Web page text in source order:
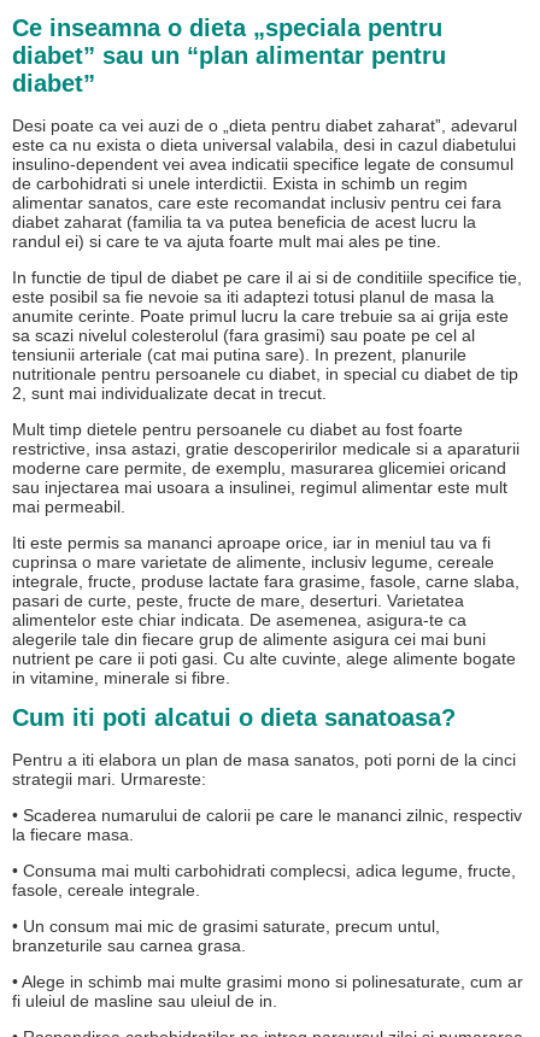
Ce inseamna o dieta „speciala pentru
diabet” sau un “plan alimentar pentru
diabet”
Desi poate ca vei auzi de o „dieta pentru diabet zaharatˮ, adevarul
este ca nu exista o dieta universal valabila, desi in cazul diabetului
insulino-dependent vei avea indicatii specifice legate de consumul
de carbohidrati si unele interdictii. Exista in schimb un regim
alimentar sanatos, care este recomandat inclusiv pentru cei fara
diabet zaharat (familia ta va putea beneficia de acest lucru la
randul ei) si care te va ajuta foarte mult mai ales pe tine.
In functie de tipul de diabet pe care il ai si de conditiile specifice tie,
este posibil sa fie nevoie sa iti adaptezi totusi planul de masa la
anumite cerinte. Poate primul lucru la care trebuie sa ai grija este
sa scazi nivelul colesterolul (fara grasimi) sau poate pe cel al
tensiunii arteriale (cat mai putina sare). In prezent, planurile
nutritionale pentru persoanele cu diabet, in special cu diabet de tip
2, sunt mai individualizate decat in trecut.
Mult timp dietele pentru persoanele cu diabet au fost foarte
restrictive, insa astazi, gratie descoperirilor medicale si a aparaturii
moderne care permite, de exemplu, masurarea glicemiei oricand
sau injectarea mai usoara a insulinei, regimul alimentar este mult
mai permeabil.
Iti este permis sa mananci aproape orice, iar in meniul tau va fi
cuprinsa o mare varietate de alimente, inclusiv legume, cereale
integrale, fructe, produse lactate fara grasime, fasole, carne slaba,
pasari de curte, peste, fructe de mare, deserturi. Varietatea
alimentelor este chiar indicata. De asemenea, asigura-te ca
alegerile tale din fiecare grup de alimente asigura cei mai buni
nutrient pe care ii poti gasi. Cu alte cuvinte, alege alimente bogate
in vitamine, minerale si fibre.
Cum iti poti alcatui o dieta sanatoasa?
Pentru a iti elabora un plan de masa sanatos, poti porni de la cinci
strategii mari. Urmareste:
• Scaderea numarului de calorii pe care le mananci zilnic, respectiv
la fiecare masa.
• Consuma mai multi carbohidrati complecsi, adica legume, fructe,
fasole, cereale integrale.
• Un consum mai mic de grasimi saturate, precum untul,
branzeturile sau carnea grasa.
• Alege in schimb mai multe grasimi mono si polinesaturate, cum ar
fi uleiul de masline sau uleiul de in.